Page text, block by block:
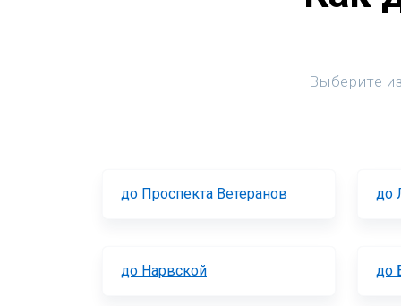
Выберите
до Проспекта Ветеранов до
до Нарвской до